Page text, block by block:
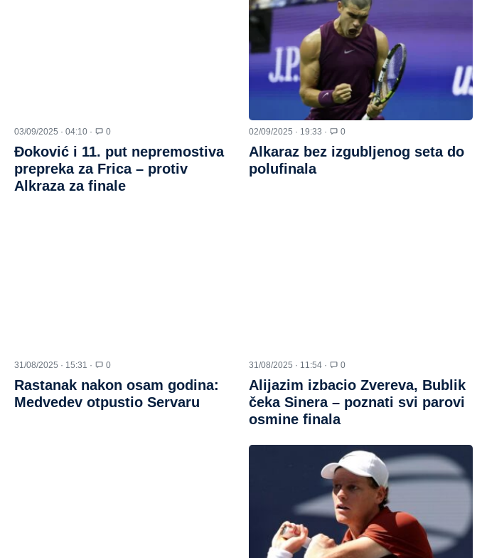
03/09/2025 · 04:10 · 0
Đoković i 11. put nepremostiva
prepreka za Frica – protiv
Alkraza za finale
02/09/2025 · 19:33 · 0
Alkaraz bez izgubljenog seta do
polufinala
31/08/2025 · 15:31 · 0
Rastanak nakon osam godina:
Medvedev otpustio Servaru
31/08/2025 · 11:54 · 0
Alijazim izbacio Zvereva, Bublik
čeka Sinera – poznati svi parovi
osmine finala